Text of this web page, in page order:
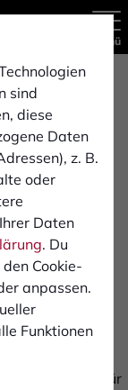
sind
diese
Daten
z. B.
oder
Daten
. Du
Cookie-
anpassen.
Funktionen
Menü
ist es uns
arbeitest, dafür